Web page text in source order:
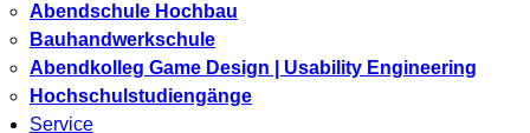
Abendschule Hochbau
Bauhandwerkschule
Abendkolleg Game Design | Usability Engineering
Hochschulstudiengänge
Service